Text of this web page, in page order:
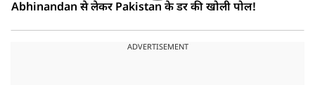
Abhinandan से लेकर Pakistan के डर की खोली पोल!
ADVERTISEMENT